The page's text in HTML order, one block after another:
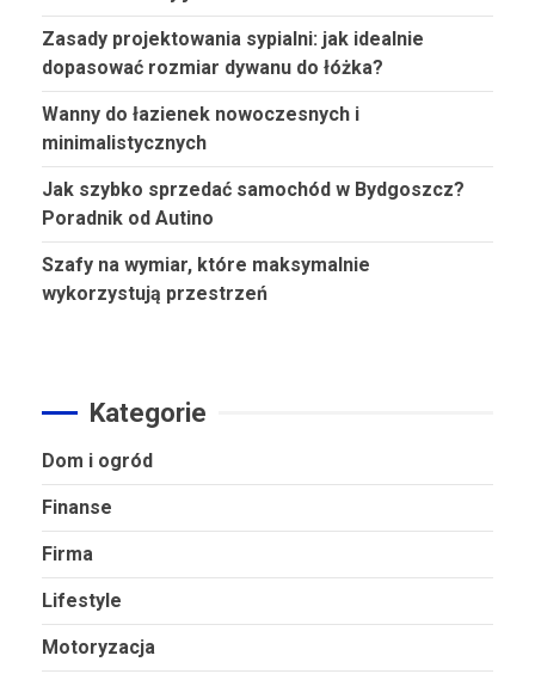
Zasady projektowania sypialni: jak idealnie
dopasować rozmiar dywanu do łóżka?
Wanny do łazienek nowoczesnych i
minimalistycznych
Jak szybko sprzedać samochód w Bydgoszcz?
Poradnik od Autino
Szafy na wymiar, które maksymalnie
wykorzystują przestrzeń
Kategorie
Dom i ogród
Finanse
Firma
Lifestyle
Motoryzacja